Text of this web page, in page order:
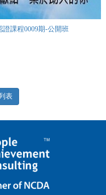
證課程0009期-公開班
表